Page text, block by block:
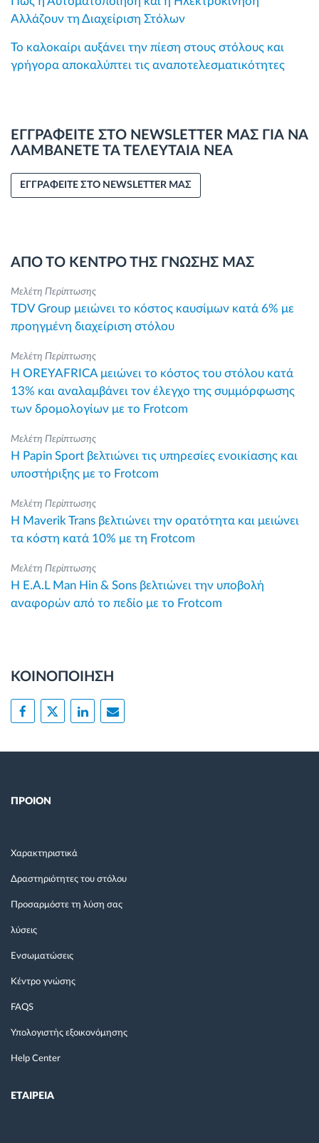
Αλλάζουν τη Διαχείριση Στόλων
Το καλοκαίρι αυξάνει την πίεση στους στόλους και
γρήγορα αποκαλύπτει τις αναποτελεσματικότητες
ΕΓΓΡΑΦΕΙΤΕ ΣΤΟ NEWSLETTER ΜΑΣ ΓΙΑ ΝΑ
ΛΑΜΒΑΝΕΤΕ ΤΑ ΤΕΛΕΥΤΑΙΑ ΝΕΑ
ΕΓΓΡΑΦΕΙΤΕ ΣΤΟ NEWSLETTER ΜΑΣ
ΑΠΟ ΤΟ ΚΕΝΤΡΟ ΤΗΣ ΓΝΩΣΗΣ ΜΑΣ
Μελέτη Περίπτωσης
TDV Group μειώνει το κόστος καυσίμων κατά 6% με
προηγμένη διαχείριση στόλου
Μελέτη Περίπτωσης
Η OREYAFRICA μειώνει το κόστος του στόλου κατά
13% και αναλαμβάνει τον έλεγχο της συμμόρφωσης
των δρομολογίων με το Frotcom
Μελέτη Περίπτωσης
Η Papin Sport βελτιώνει τις υπηρεσίες ενοικίασης και
υποστήριξης με το Frotcom
Μελέτη Περίπτωσης
Η Maverik Trans βελτιώνει την ορατότητα και μειώνει
τα κόστη κατά 10% με τη Frotcom
Μελέτη Περίπτωσης
Η E.A.L Man Hin & Sons βελτιώνει την υποβολή
αναφορών από το πεδίο με το Frotcom
ΚΟΙΝΟΠΟΙΗΣΗ
ΠΡΟΙΟΝ
Χαρακτηριστικά
Δραστηριότητες του στόλου
Προσαρμόστε τη λύση σας
λύσεις
Ενσωματώσεις
Κέντρο γνώσης
FAQS
Υπολογιστής εξοικονόμησης
Help Center
ΕΤΑΙΡΕΙΑ